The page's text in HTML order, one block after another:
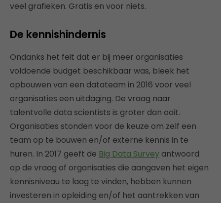
veel grafieken. Gratis en voor niets.
De kennishindernis
Ondanks het feit dat er bij meer organisaties
voldoende budget beschikbaar was, bleek het
opbouwen van een datateam in 2016 voor veel
organisaties een uitdaging. De vraag naar
talentvolle data scientists is groter dan ooit.
Organisaties stonden voor de keuze om zelf een
team op te bouwen en/of externe kennis in te
huren. In 2017 geeft de Big Data Survey antwoord
op de vraag of organisaties die aangaven het eigen
kennisniveau te laag te vinden, hebben kunnen
investeren in opleiding en/of het aantrekken van